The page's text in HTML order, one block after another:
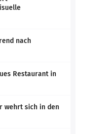
nach
Restaurant in
wehrt sich in den